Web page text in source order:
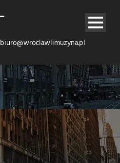
biuro@wroclawlimuzyna.pl